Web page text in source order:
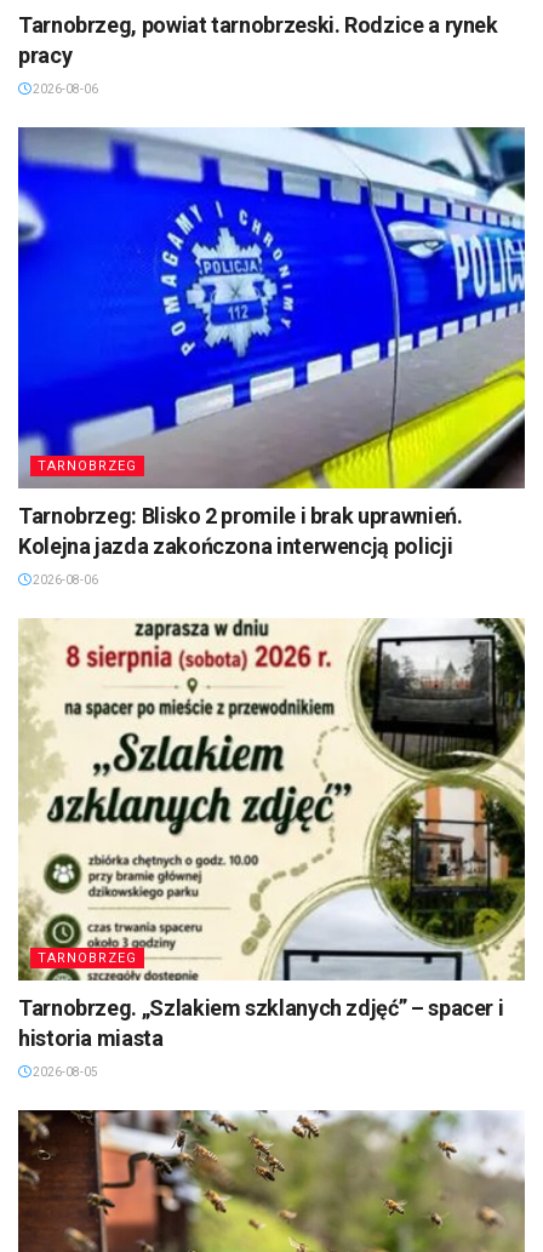
Tarnobrzeg, powiat tarnobrzeski. Rodzice a rynek
pracy
2026-08-06
TARNOBRZEG
Tarnobrzeg: Blisko 2 promile i brak uprawnień.
Kolejna jazda zakończona interwencją policji
2026-08-06
TARNOBRZEG
Tarnobrzeg. „Szlakiem szklanych zdjęć” – spacer i
historia miasta
2026-08-05